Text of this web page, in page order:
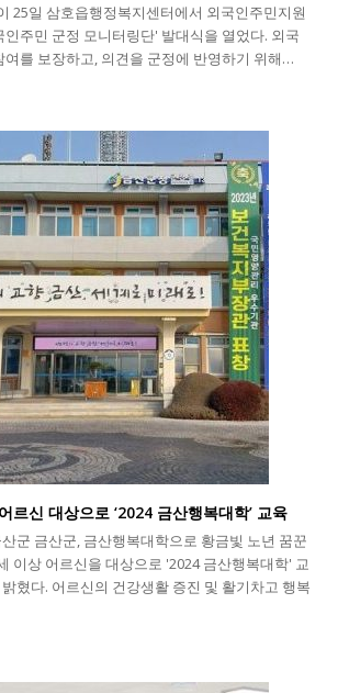
25일 삼호읍행정복지센터에서 외국인주민지원
주민 군정 모니터링단' 발대식을 열었다. 외국
여를 보장하고, 의견을 군정에 반영하기 위해…
르신 대상으로 ‘2024 금산행복대학’ 교육
군 금산군, 금산행복대학으로 황금빛 노년 꿈꾼
이상 어르신을 대상으로 '2024 금산행복대학' 교
혔다. 어르신의 건강생활 증진 및 활기차고 행복